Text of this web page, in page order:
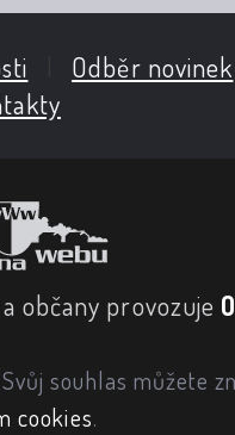
Odběr novinek
občany provozuje
souhlas můžete
cookies.